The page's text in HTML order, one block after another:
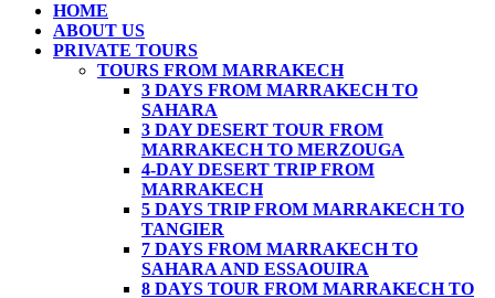
HOME
ABOUT US
PRIVATE TOURS
TOURS FROM MARRAKECH
3 DAYS FROM MARRAKECH TO
SAHARA
3 DAY DESERT TOUR FROM
MARRAKECH TO MERZOUGA
4-DAY DESERT TRIP FROM
MARRAKECH
5 DAYS TRIP FROM MARRAKECH TO
TANGIER
7 DAYS FROM MARRAKECH TO
SAHARA AND ESSAOUIRA
8 DAYS TOUR FROM MARRAKECH TO